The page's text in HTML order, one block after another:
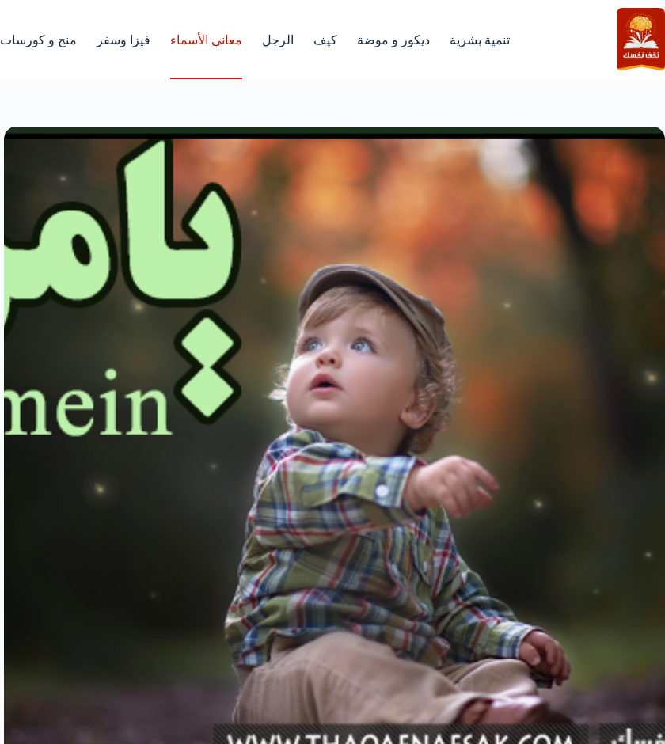
التجاوز
إلى
المحتوى
تنمية بشرية ديكور و موضة كيف الرجل معاني الأسماء فيزا وسفر منح و كورسات